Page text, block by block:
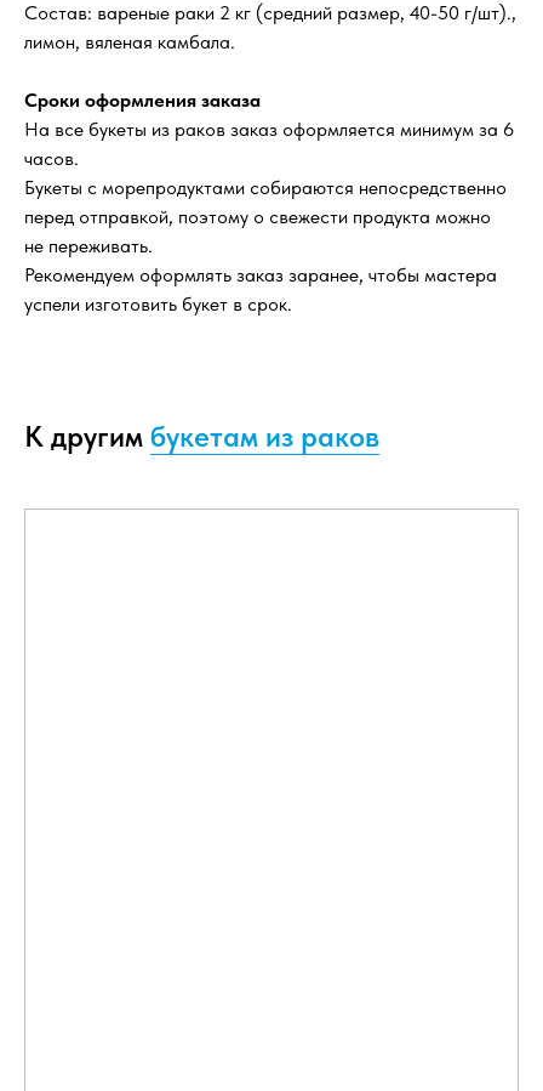
Состав: вареные раки 2 кг (средний размер, 40-50 г/шт).,
лимон, вяленая камбала.
Сроки оформления заказа
На все букеты из раков заказ оформляется минимум за 6
часов.
Букеты с морепродуктами собираются непосредственно
перед отправкой, поэтому о свежести продукта можно
не переживать.
Рекомендуем оформлять заказ заранее, чтобы мастера
успели изготовить букет в срок.
К другим букетам из раков